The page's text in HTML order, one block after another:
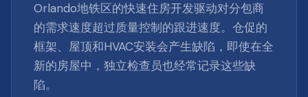
Orlando地铁区的快速住房开发驱动对分包商
的需求速度超过质量控制的跟进速度。仓促的
框架、屋顶和HVAC安装会产生缺陷，即使在全
新的房屋中，独立检查员也经常记录这些缺
陷。